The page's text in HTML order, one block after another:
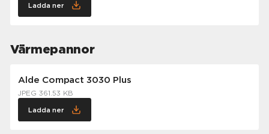
Ladda ner
Värmepannor
Alde Compact 3030 Plus
JPEG 361.53 KB
Ladda ner